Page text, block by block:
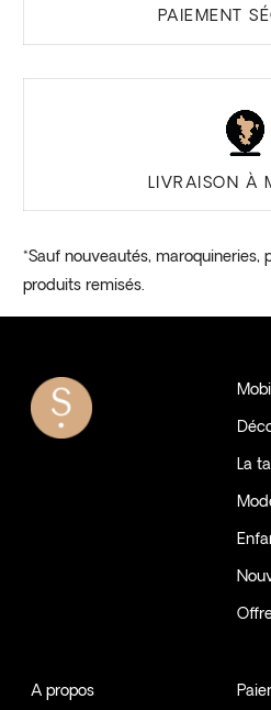
PAIEMENT
LIVRAISON À
*Sauf nouveautés, maroquineries,
produits remisés.
La
A propos